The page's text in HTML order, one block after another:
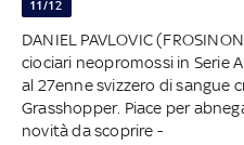
11/12
DANIEL PAVLOVIC
ciociari neopromossi in Serie
al 27enne svizzero di sangue
Grasshopper. Piace per
novità da scoprire -